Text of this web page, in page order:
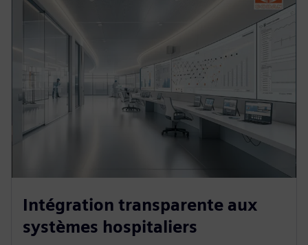
Intégration transparente aux
systèmes hospitaliers